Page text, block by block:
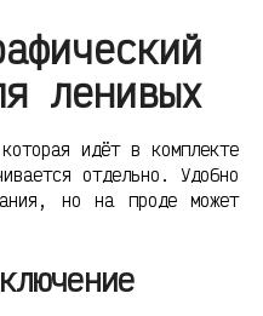
ленивых
идёт в комплекте
отдельно. Удобно
но на проде может